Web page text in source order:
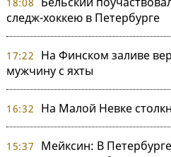
следж-хоккею в Петербурге
17:22
На Финском заливе
мужчину с яхты
16:32 На Малой Невке
15:37
Мейксин: В